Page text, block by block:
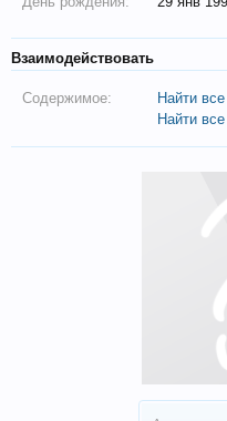
Взаимодействовать
Содержимое:
Найти
Найти